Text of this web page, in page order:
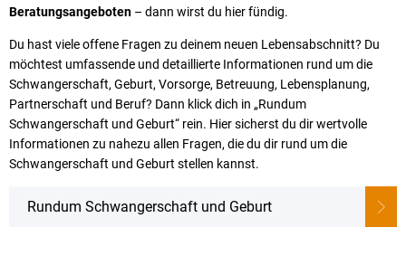
Beratungsangeboten – dann wirst du hier fündig.
Du hast viele offene Fragen zu deinem neuen Lebensabschnitt? Du
möchtest umfassende und detaillierte Informationen rund um die
Schwangerschaft, Geburt, Vorsorge, Betreuung, Lebensplanung,
Partnerschaft und Beruf? Dann klick dich in „Rundum
Schwangerschaft und Geburt“ rein. Hier sicherst du dir wertvolle
Informationen zu nahezu allen Fragen, die du dir rund um die
Schwangerschaft und Geburt stellen kannst.
Rundum Schwangerschaft und Geburt